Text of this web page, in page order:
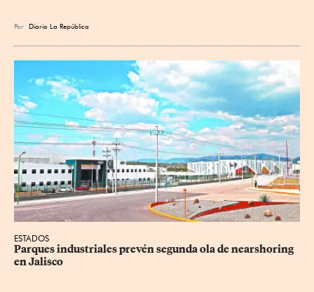
Por Diario La República
ESTADOS
Parques industriales prevén segunda ola de nearshoring
en Jalisco